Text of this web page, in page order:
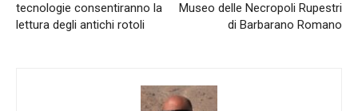
tecnologie consentiranno la
lettura degli antichi rotoli
Museo delle Necropoli Rupestri
di Barbarano Romano